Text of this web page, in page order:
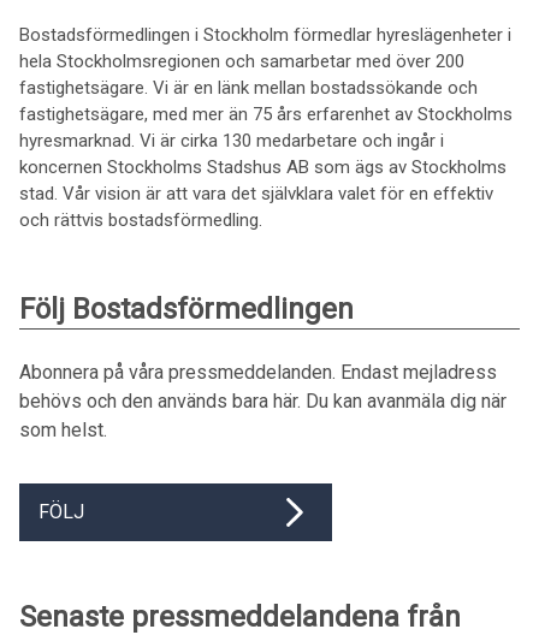
Bostadsförmedlingen i Stockholm förmedlar hyreslägenheter i
hela Stockholmsregionen och samarbetar med över 200
fastighetsägare. Vi är en länk mellan bostadssökande och
fastighetsägare, med mer än 75 års erfarenhet av Stockholms
hyresmarknad. Vi är cirka 130 medarbetare och ingår i
koncernen Stockholms Stadshus AB som ägs av Stockholms
stad. Vår vision är att vara det självklara valet för en effektiv
och rättvis bostadsförmedling.
Följ Bostadsförmedlingen
Abonnera på våra pressmeddelanden. Endast mejladress
behövs och den används bara här. Du kan avanmäla dig när
som helst.
FÖLJ
Senaste pressmeddelandena från